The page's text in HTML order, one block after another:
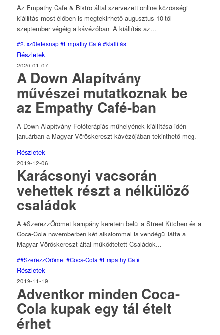
Az Empathy Cafe & Bistro által szervezett online közösségi
kiállítás most élőben is megtekinhető augusztus 10-től
szeptember végéig a kávézóban. A kiállítás az...
#2. születésnap #Empathy Café #kiállítás
Részletek
2020-01-07
A Down Alapítvány
művészei mutatkoznak be
az Empathy Café-ban
A Down Alapítvány Fotóterápiás műhelyének kiállítása idén
januárban a Magyar Vöröskereszt kávézójában tekinthető meg.
Részletek
2019-12-06
Karácsonyi vacsorán
vehettek részt a nélkülöző
családok
A #SzerezzÖrömet kampány keretein belül a Street Kitchen és a
Coca-Cola novemberben két alkalommal is vendégül látta a
Magyar Vöröskereszt által működtetett Családok...
##SzerezzÖrömet #Coca-Cola #Empathy Café
Részletek
2019-11-19
Adventkor minden Coca-
Cola kupak egy tál ételt
érhet